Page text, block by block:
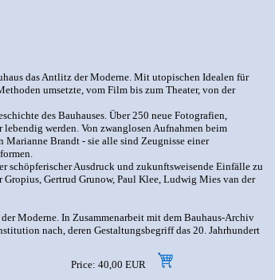
das Antlitz der Moderne. Mit utopischen Idealen für
umsetzte, vom Film bis zum Theater, von der
des Bauhauses. Über 250 neue Fotografien,
werden. Von zwanglosen Aufnahmen beim
Brandt - sie alle sind Zeugnisse einer
schöpferischer Ausdruck und zukunftsweisende Einfälle zu
Gertrud Grunow, Paul Klee, Ludwig Mies van der
Moderne. In Zusammenarbeit mit dem Bauhaus-Archiv
nach, deren Gestaltungsbegriff das 20. Jahrhundert
Price: 40,00 EUR